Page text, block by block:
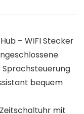
– WIFI Stecker
bequem
mit